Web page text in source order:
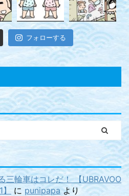
フォローする
三輪車はコレだ！ 【UBRAVOO
に punipapa より